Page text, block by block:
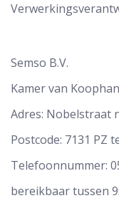
Semso B.V.
Kamer van
Adres: Nobelstraat
Postcode: 7131 PZ
Telefoonnummer:
bereikbaar tussen